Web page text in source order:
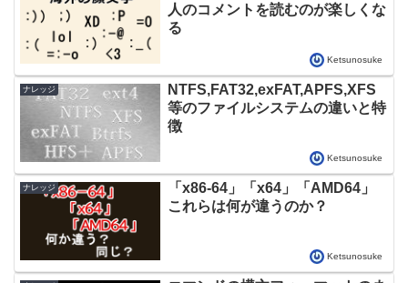
人のコメントを読むのが楽しくな
る
Ketsunosuke
ナレッジ
NTFS,FAT32,exFAT,APFS,XFS
等のファイルシステムの違いと特
徴
Ketsunosuke
ナレッジ
「x86-64」「x64」「AMD64」
これらは何が違うのか？
Ketsunosuke